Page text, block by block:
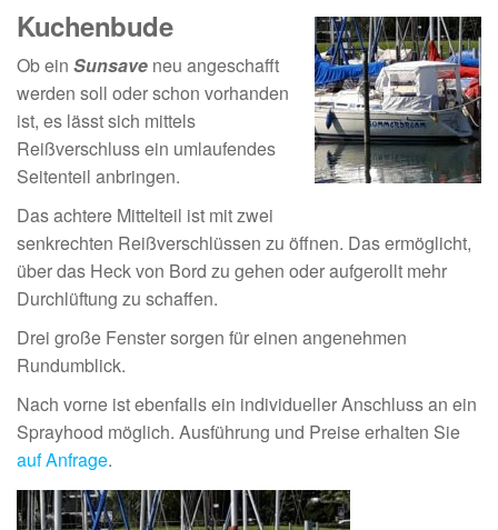
Kuchenbude
Ob ein Sunsave neu angeschafft
werden soll oder schon vorhanden
ist, es lässt sich mittels
Reißverschluss ein umlaufendes
Seitenteil anbringen.
Das achtere Mittelteil ist mit zwei
senkrechten Reißverschlüssen zu öffnen. Das ermöglicht,
über das Heck von Bord zu gehen oder aufgerollt mehr
Durchlüftung zu schaffen.
Drei große Fenster sorgen für einen angenehmen
Rundumblick.
Nach vorne ist ebenfalls ein individueller Anschluss an ein
Sprayhood möglich. Ausführung und Preise erhalten Sie
auf Anfrage.